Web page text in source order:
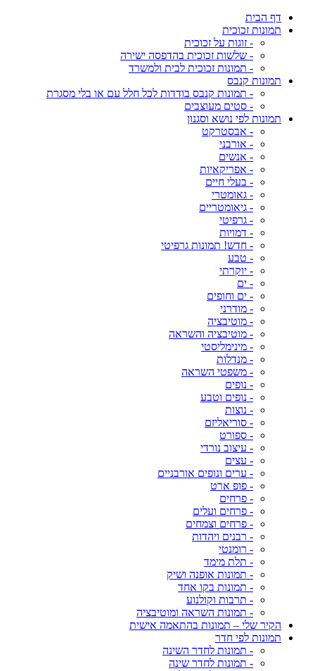
דף הבית
תמונות זכוכית
- זוגות על זכוכית
- שלשות זכוכית בהדפסה ישירה
- תמונות זכוכית לבית ולמשרד
תמונות קנבס
- תמונות קנבס בודדות לכל חלל עם או בלי מסגרת
- סטים מעוצבים
תמונות לפי נושא וסגנון
- אבסטרקט
- אורבני
- אנשים
- אפריקאיות
- בעלי חיים
- גאומטרי
- גיאומטריים
- גרפיטי
- דמויות
- חדש! תמונות גרפיטי
- טבע
- יוקרתי
- ים
- ים וחופים
- מודרני
- מוטיבציה
- מוטיבציה והשראה
- מינימליסטי
- מנדלות
- משפטי השראה
- נופים
- נופים וטבע
- נוצות
- סוריאליזם
- ספורט
- עיצוב נורדי
- עצים
- ערים ונופים אורבניים
- פופ ארט
- פרחים
- פרחים ועלים
- פרחים וצמחים
- רבנים ויהדות
- רומנטי
- תלת מימד
- תמונות אופנה ושיק
- תמונות בקו אחד
- תרבות וקולנוע
- תמונות השראה ומוטיבציה
הקיר שלי – תמונות בהתאמה אישית
תמונות לפי חדר
- תמונות לחדר השינה
- תמונות לחדר שינה